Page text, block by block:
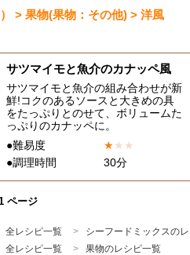
> 果物(果物：その他) > 洋風
サツマイモと魚介のカナッペ風
サツマイモと魚介の組み合わせが新
鮮!コクのあるソースと大きめの具
をたっぷりとのせて、ボリュームた
っぷりのカナッペに。
●難易度
★★ ★
●調理時間
30分
ページ
全レシピ一覧
シーフードミックスの
全レシピ一覧 果物のレシピ一覧